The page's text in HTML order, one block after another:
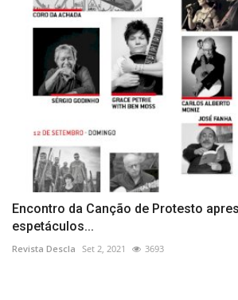
Encontro da Canção de Protesto
espetáculos...
Revista Descla Set 2, 2021 3693